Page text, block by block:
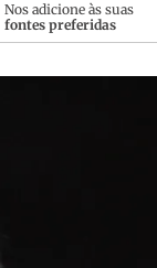
Nos adicione às suas
fontes preferidas